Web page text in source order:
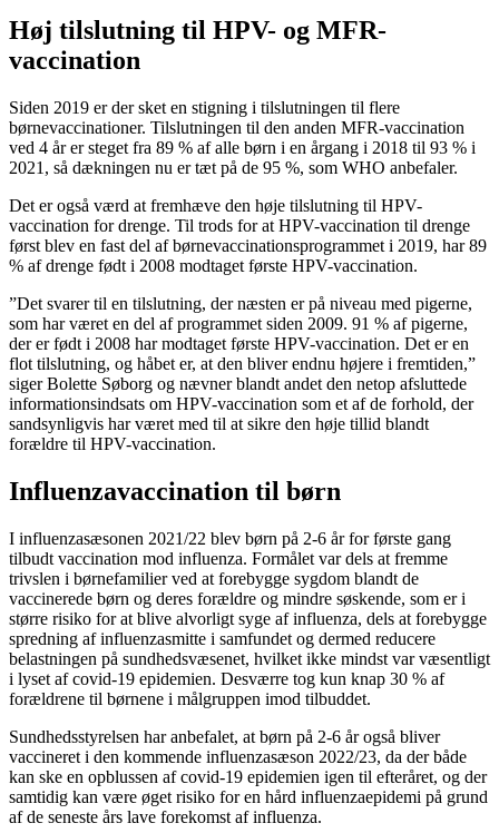
Høj tilslutning til HPV- og MFR-
vaccination
Siden 2019 er der sket en stigning i tilslutningen til flere
børnevaccinationer. Tilslutningen til den anden MFR-vaccination
ved 4 år er steget fra 89 % af alle børn i en årgang i 2018 til 93 % i
2021, så dækningen nu er tæt på de 95 %, som WHO anbefaler.
Det er også værd at fremhæve den høje tilslutning til HPV-
vaccination for drenge. Til trods for at HPV-vaccination til drenge
først blev en fast del af børnevaccinationsprogrammet i 2019, har 89
% af drenge født i 2008 modtaget første HPV-vaccination.
”Det svarer til en tilslutning, der næsten er på niveau med pigerne,
som har været en del af programmet siden 2009. 91 % af pigerne,
der er født i 2008 har modtaget første HPV-vaccination. Det er en
flot tilslutning, og håbet er, at den bliver endnu højere i fremtiden,”
siger Bolette Søborg og nævner blandt andet den netop afsluttede
informationsindsats om HPV-vaccination som et af de forhold, der
sandsynligvis har været med til at sikre den høje tillid blandt
forældre til HPV-vaccination.
Influenzavaccination til børn
I influenzasæsonen 2021/22 blev børn på 2-6 år for første gang
tilbudt vaccination mod influenza. Formålet var dels at fremme
trivslen i børnefamilier ved at forebygge sygdom blandt de
vaccinerede børn og deres forældre og mindre søskende, som er i
større risiko for at blive alvorligt syge af influenza, dels at forebygge
spredning af influenzasmitte i samfundet og dermed reducere
belastningen på sundhedsvæsenet, hvilket ikke mindst var væsentligt
i lyset af covid-19 epidemien. Desværre tog kun knap 30 % af
forældrene til børnene i målgruppen imod tilbuddet.
Sundhedsstyrelsen har anbefalet, at børn på 2-6 år også bliver
vaccineret i den kommende influenzasæson 2022/23, da der både
kan ske en opblussen af covid-19 epidemien igen til efteråret, og der
samtidig kan være øget risiko for en hård influenzaepidemi på grund
af de seneste års lave forekomst af influenza.